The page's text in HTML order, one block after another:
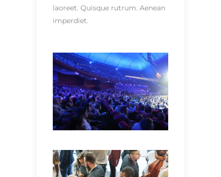
laoreet. Quisque rutrum. Aenean
imperdiet.